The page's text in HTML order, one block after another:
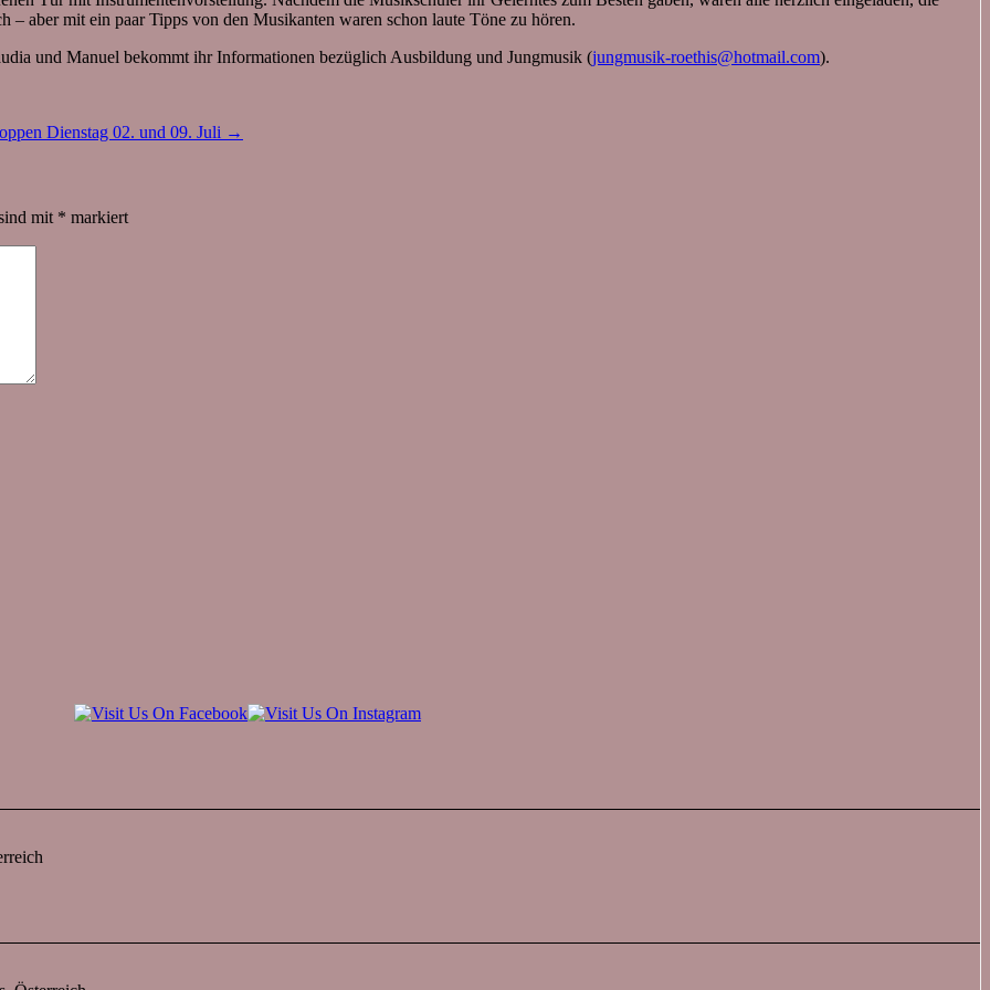
– aber mit ein paar Tipps von den Musikanten waren schon laute Töne zu hören.
und Manuel bekommt ihr Informationen bezüglich Ausbildung und Jungmusik (jungmusik-roethis@hotmail.com).
Dienstag 02. und 09. Juli →
mit * markiert